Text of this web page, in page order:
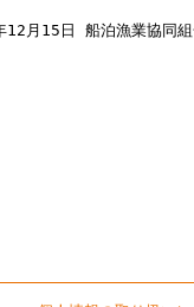
12月15日 船泊漁業協同